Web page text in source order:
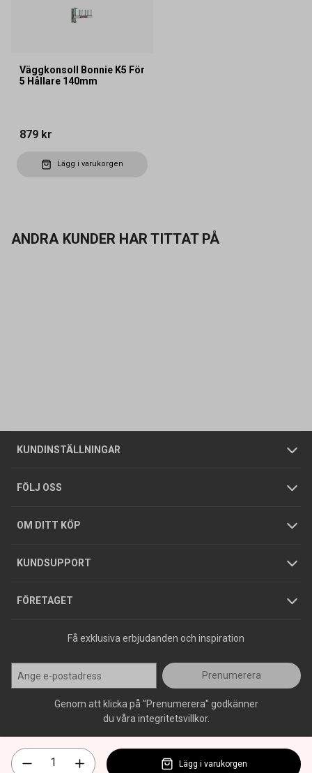
Väggkonsoll Bonnie K5 För
5 Hållare 140mm
879 kr
Lägg i varukorgen
ANDRA KUNDER HAR TITTAT PÅ
KUNDINSTÄLLNINGAR
Företagskund / Privatkund
FÖLJ OSS
OM DITT KÖP
Allmänna försäljningsvillkor
Integritetspolicy
GDPR
KUNDSUPPORT
Butiker
Foldrar och kataloger
Köpguider
Varumärken
FÖRETAGET
Om oss
Tjänster
Hållbarhet
Jobba hos oss
Press
Få exklusiva erbjudanden och inspiration
Prenumerera
Genom att klicka på "Prenumerera" godkänner
du våra integritetsvillkor.
Lägg i varukorgen